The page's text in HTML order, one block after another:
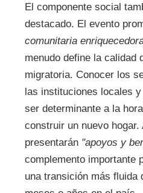
El componente social
destacado. El evento
comunitaria
menudo define la calidad
migratoria. Conocer los
las instituciones locales
ser determinante a la
construir un nuevo hogar.
presentarán "apoyos y
complemento importante
una transición más fluida